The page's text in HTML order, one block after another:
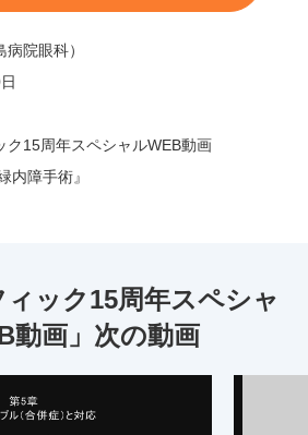
院眼科）
ク15周年スペシャルWEB動画
内障手術』
ィック15周年スペシャ
動画」次の動画